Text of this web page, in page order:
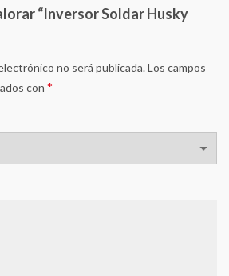
“Inversor Soldar Husky
no será publicada.Los campos
con *